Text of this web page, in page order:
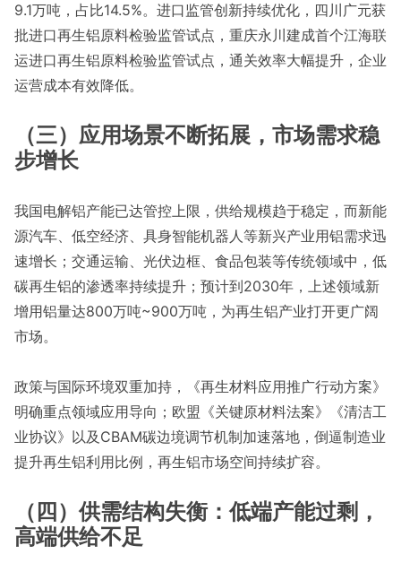
9.1万吨，占比14.5%。进口监管创新持续优化，四川广元获
批进口再生铝原料检验监管试点，重庆永川建成首个江海联
运进口再生铝原料检验监管试点，通关效率大幅提升，企业
运营成本有效降低。
（三）应用场景不断拓展，市场需求稳
步增长
我国电解铝产能已达管控上限，供给规模趋于稳定，而新能
源汽车、低空经济、具身智能机器人等新兴产业用铝需求迅
速增长；交通运输、光伏边框、食品包装等传统领域中，低
碳再生铝的渗透率持续提升；预计到2030年，上述领域新
增用铝量达800万吨~900万吨，为再生铝产业打开更广阔
市场。
政策与国际环境双重加持，《再生材料应用推广行动方案》
明确重点领域应用导向；欧盟《关键原材料法案》《清洁工
业协议》以及CBAM碳边境调节机制加速落地，倒逼制造业
提升再生铝利用比例，再生铝市场空间持续扩容。
（四）供需结构失衡：低端产能过剩，
高端供给不足